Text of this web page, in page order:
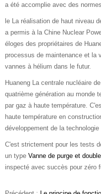
a été accomplie avec des
le La réalisation de haut niveau
a permis à la Chine Nuclear
éloges des propriétaires de
processus de maintenance et la
vannes à hélium dans le futur.
Huaneng La centrale nucléaire
quatrième génération au monde
par gaz à haute température.
haute température en
développement de la technologie
C'est strictement pour les tests
un type Vanne de purge et
inspecté avec succès pour zéro